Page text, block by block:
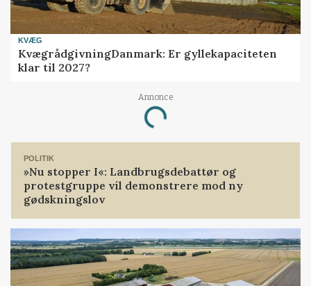
KVÆG
KvægrådgivningDanmark: Er gyllekapaciteten
klar til 2027?
Annonce
Loading...
POLITIK
»Nu stopper I«: Landbrugsdebattør og
protestgruppe vil demonstrere mod ny
gødskningslov